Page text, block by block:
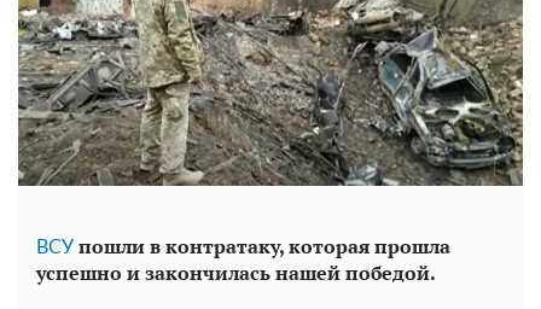
ВСУ пошли в контратаку, которая прошла
успешно и закончилась нашей победой.